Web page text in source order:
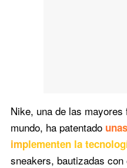
Nike, una de las
mundo, ha patentado
implementen la
sneakers, bautizadas con